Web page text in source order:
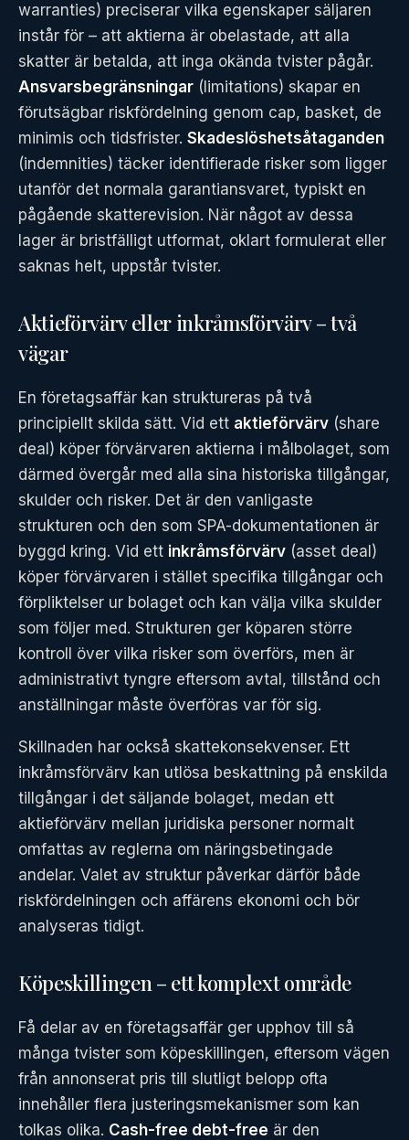
warranties) preciserar vilka egenskaper säljaren
instår för – att aktierna är obelastade, att alla
skatter är betalda, att inga okända tvister pågår.
Ansvarsbegränsningar (limitations) skapar en
förutsägbar riskfördelning genom cap, basket, de
minimis och tidsfrister. Skadeslöshetsåtaganden
(indemnities) täcker identifierade risker som ligger
utanför det normala garantiansvaret, typiskt en
pågående skatterevision. När något av dessa
lager är bristfälligt utformat, oklart formulerat eller
saknas helt, uppstår tvister.
Aktieförvärv eller inkråmsförvärv – två
vägar
En företagsaffär kan struktureras på två
principiellt skilda sätt. Vid ett aktieförvärv (share
deal) köper förvärvaren aktierna i målbolaget, som
därmed övergår med alla sina historiska tillgångar,
skulder och risker. Det är den vanligaste
strukturen och den som SPA-dokumentationen är
byggd kring. Vid ett inkråmsförvärv (asset deal)
köper förvärvaren i stället specifika tillgångar och
förpliktelser ur bolaget och kan välja vilka skulder
som följer med. Strukturen ger köparen större
kontroll över vilka risker som överförs, men är
administrativt tyngre eftersom avtal, tillstånd och
anställningar måste överföras var för sig.
Skillnaden har också skattekonsekvenser. Ett
inkråmsförvärv kan utlösa beskattning på enskilda
tillgångar i det säljande bolaget, medan ett
aktieförvärv mellan juridiska personer normalt
omfattas av reglerna om näringsbetingade
andelar. Valet av struktur påverkar därför både
riskfördelningen och affärens ekonomi och bör
analyseras tidigt.
Köpeskillingen – ett komplext område
Få delar av en företagsaffär ger upphov till så
många tvister som köpeskillingen, eftersom vägen
från annonserat pris till slutligt belopp ofta
innehåller flera justeringsmekanismer som kan
tolkas olika. Cash-free debt-free är den